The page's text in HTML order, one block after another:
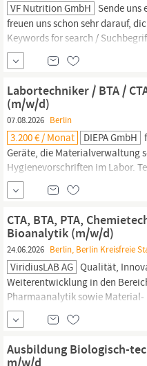
VF Nutrition GmbH Sende
freuen uns schon sehr darauf,
Keywords for search /
Laboratory Technician, CTA,
Biologielaborant, Food Tech
Labortechniker / BTA /
(m/w/d)
07.08.2026 Berlin
3.200 € / Monat DIEPA GmbH
Geräte, die Materialverwaltung
Hygienevorschriften im Labor.
angrenzender Abteilungen (wie
reibungslosen Workflow. Mein
CTA, BTA, PTA,
Bioanalytik (m/w/d)
24.06.2026 Berlin, Berlin Kreisfreie
ViridiusLAB AG Qualität,
Weiterentwicklung in den
Pharmaanalytik sowie
Standort
Berlin verfügen wir
instrumentellen Analytik.
Bioanalytik im...
Ausbildung Biologisch-
m/w/d